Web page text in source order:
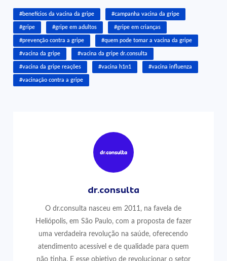
#benefícios da vacina da gripe #campanha vacina da gripe
#gripe #gripe em adultos #gripe em crianças
#prevenção contra a gripe #quem pode tomar a vacina da gripe
#vacina da gripe #vacina da gripe dr.consulta
#vacina da gripe reações #vacina h1n1 #vacina influenza
#vacinação contra a gripe
dr.consulta
O dr.consulta nasceu em 2011, na favela de
Heliópolis, em São Paulo, com a proposta de fazer
uma verdadeira revolução na saúde, oferecendo
atendimento acessível e de qualidade para quem
não tinha. E esse objetivo de revolucionar o setor